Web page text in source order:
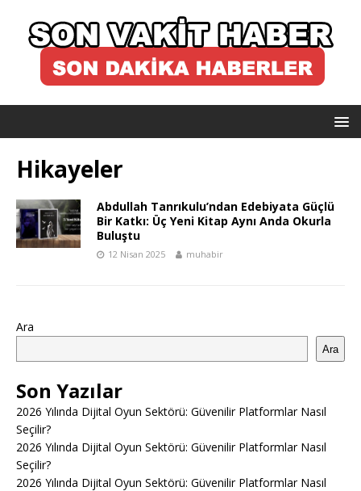
Hikayeler
Abdullah Tanrıkulu’ndan Edebiyata Güçlü
Bir Katkı: Üç Yeni Kitap Aynı Anda Okurla
Buluştu
12 Nisan 2025 muhabir
Ara
Ara
Son Yazılar
2026 Yılında Dijital Oyun Sektörü: Güvenilir Platformlar Nasıl
Seçilir?
2026 Yılında Dijital Oyun Sektörü: Güvenilir Platformlar Nasıl
Seçilir?
2026 Yılında Dijital Oyun Sektörü: Güvenilir Platformlar Nasıl